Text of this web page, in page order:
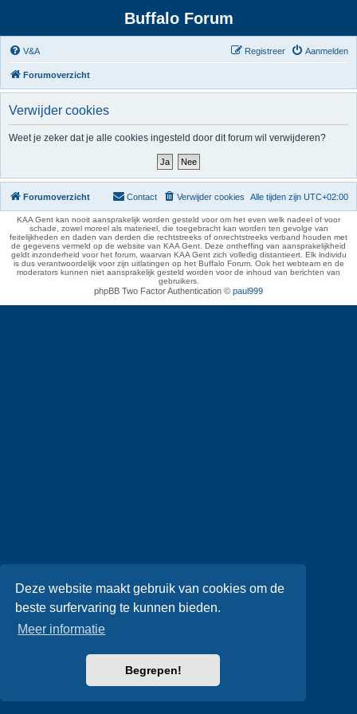
Deze website maakt gebruik van cookies om de
beste surfervaring te kunnen bieden.
Meer informatie
Begrepen!
Buffalo Forum
V&A Aanmelden
Registreer
Forumoverzicht
Verwijder cookies
Weet je zeker dat je alle cookies ingesteld door dit forum wil verwijderen?
Forumoverzicht Alle tijden zijn UTC+02:00
Verwijder cookies
Contact
KAA Gent kan nooit aansprakelijk worden gesteld voor om het even welk nadeel of voor
schade, zowel moreel als materieel, die toegebracht kan worden ten gevolge van
feitelijkheden en daden van derden die rechtstreeks of onrechtstreeks verband houden met
de gegevens vermeld op de website van KAA Gent. Deze ontheffing van aansprakelijkheid
geldt inzonderheid voor het forum, waarvan KAA Gent zich volledig distantieert. Elk individu
is dus verantwoordelijk voor zijn uitlatingen op het Buffalo Forum. Ook het webteam en de
moderators kunnen niet aansprakelijk gesteld worden voor de inhoud van berichten van
gebruikers.
phpBB Two Factor Authentication © paul999